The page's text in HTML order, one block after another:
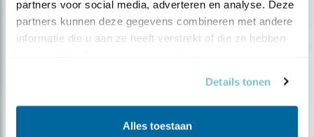
partners voor social media, adverteren en analyse. Deze
partners kunnen deze gegevens combineren met andere
informatie die u aan ze heeft verstrekt of die ze hebben
Details tonen
Alles toestaan